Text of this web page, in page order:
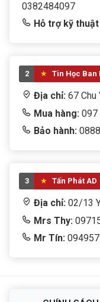
0382484097
Hỗ trợ kỹ
2 Tin Học Ban
Địa chỉ: 67 Chu
Mua hàng: 097
Bảo hành:
3 Tấn Phát AD
Địa chỉ: 02/13
Mrs Thy:
Mr Tín: